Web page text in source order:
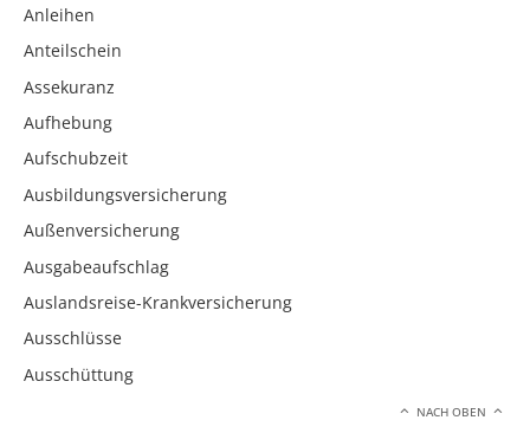
Anleihen
Anteilschein
Assekuranz
Aufhebung
Aufschubzeit
Ausbildungsversicherung
Außenversicherung
Ausgabeaufschlag
Auslandsreise-Krankversicherung
Ausschlüsse
Ausschüttung
NACH OBEN